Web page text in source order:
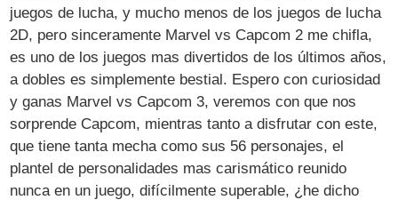
juegos de lucha, y mucho menos de los juegos de lucha
2D, pero sinceramente Marvel vs Capcom 2 me chifla,
es uno de los juegos mas divertidos de los últimos años,
a dobles es simplemente bestial. Espero con curiosidad
y ganas Marvel vs Capcom 3, veremos con que nos
sorprende Capcom, mientras tanto a disfrutar con este,
que tiene tanta mecha como sus 56 personajes, el
plantel de personalidades mas carismático reunido
nunca en un juego, difícilmente superable, ¿he dicho